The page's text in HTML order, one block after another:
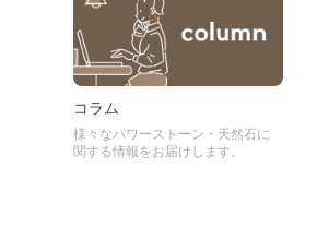
コラム
様々なパワーストーン・天然石に
関する情報をお届けします。